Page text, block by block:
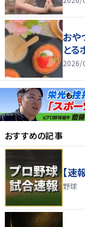
おや
とる
2026/
おすすめの記事
【速
野球